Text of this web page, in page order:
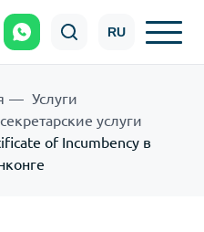
RU
Услуги
услуги
of Incumbency в